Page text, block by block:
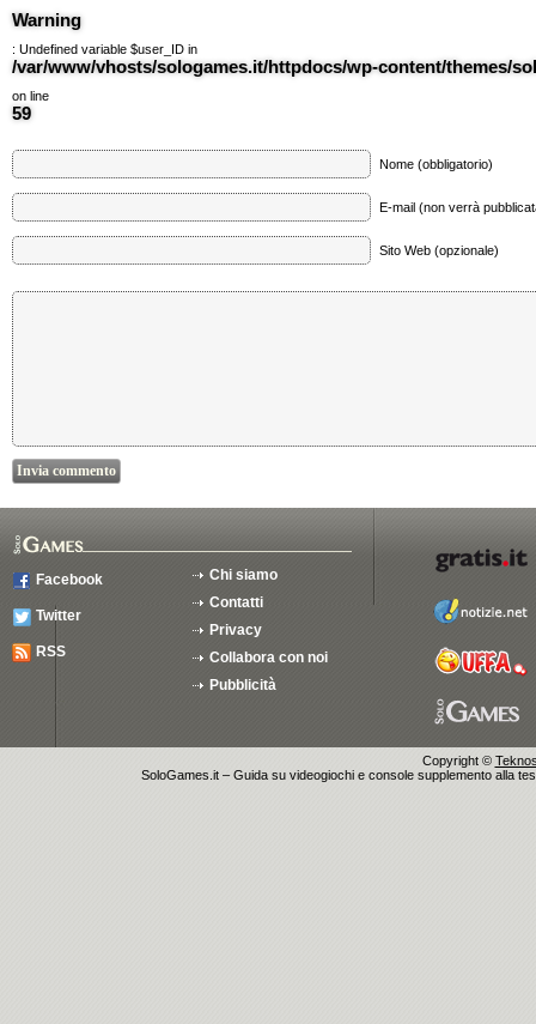
Warning
: Undefined variable $user_ID in
/var/www/vhosts/sologames.it/httpdocs/wp-content/themes/
on line
59
Nome (obbligatorio)
E-mail (non verrà
Sito Web (opzionale)
Facebook
Twitter
RSS
Chi siamo
Contatti
Privacy
Collabora con noi
Pubblicità
Copyright ©
SoloGames.it – Guida su videogiochi e console supplemento alla